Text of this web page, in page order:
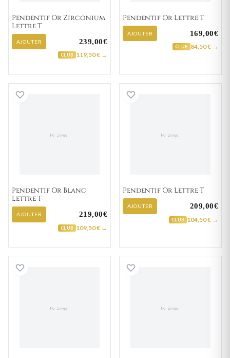
Pendentif Or Zirconium
Lettre T
AJOUTER 239,00€
CLUB 119,50 € →
Pendentif Or Lettre T
AJOUTER 169,00€
CLUB 84,50 € →
Pendentif Or Blanc Lettre T
Pendentif Or Blanc
Lettre T
AJOUTER 219,00€
CLUB 109,50 € →
Pendentif Or Lettre T
AJOUTER 209,00€
CLUB 104,50 € →
Pendentif Or Lettre T